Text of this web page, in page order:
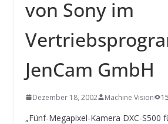
SYSTEMS WIRD EYYES
Compact system for
positioning of industrial
von Sony im
JenCam GmbH
Dezember 18, 2002 Machine Vision
„Fünf-Megapixel-Kamera DXC-S500